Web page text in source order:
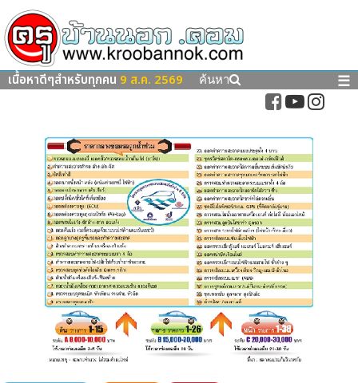
เนื้อหาดีๆสำหรับทุกคน 9 ส.ค. 2569 ค้นหา ☰